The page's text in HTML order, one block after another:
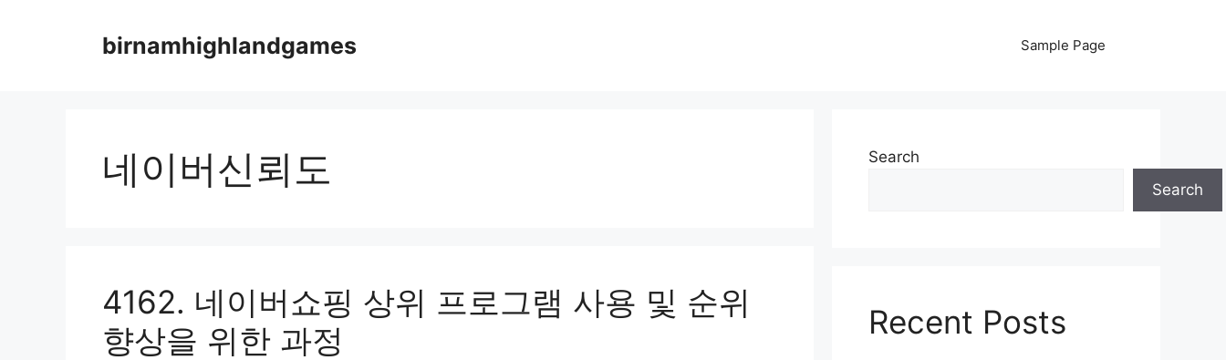
birnamhighlandgames Sample Page
네이버신뢰도
4162. 네이버쇼핑 상위 프로그램 사용 및 순위
향상을 위한 과정
Search
Search
Recent Posts